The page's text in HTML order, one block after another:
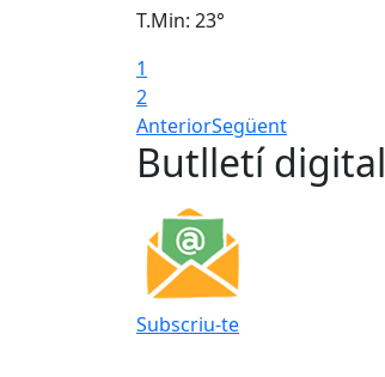
T.Min: 23°
1
2
AnteriorSegüent
Butlletí digital
Subscriu-te